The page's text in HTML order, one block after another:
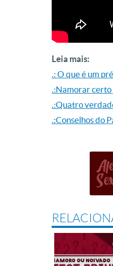
Leia mais:
.: O que é um
.:Namorar
.:Quatro
.:Conselhos do